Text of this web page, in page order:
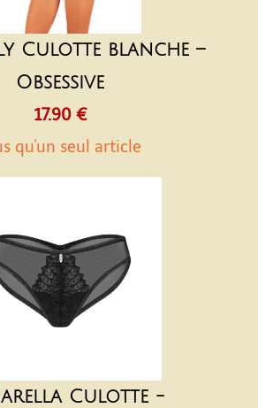
Culotte blanche –
Obsessive
17.90 €
qu'un seul article
Culotte -